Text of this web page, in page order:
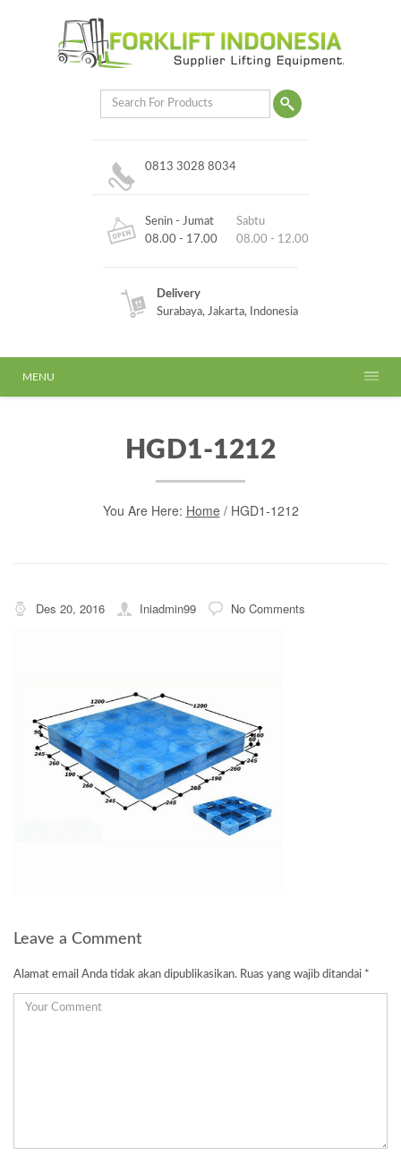
0813 3028 8034
Senin - Jumat
08.00 - 17.00
Sabtu
08.00 - 12.00
Delivery
Surabaya, Jakarta, Indonesia
MENU
HGD1-1212
You Are Here: Home/ HGD1-1212
Des 20, 2016 Iniadmin99 No Comments
Leave a Comment
Alamat email Anda tidak akan dipublikasikan. Ruas yang wajib ditandai *